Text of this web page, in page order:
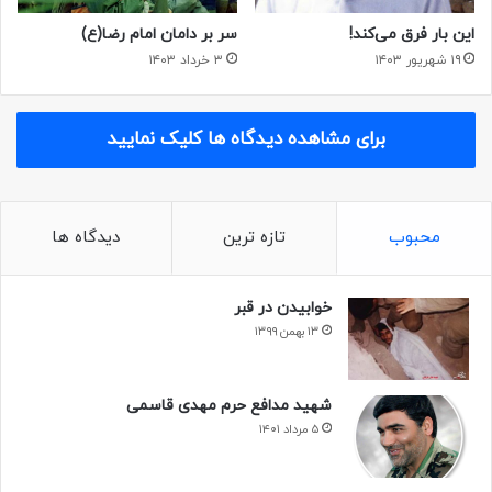
از صفحه شهید مسلم اسدی دیدن فرمایید
این بار فرق می‌کند!
۱۹ شهریور ۱۴۰۳
سر بر دامان امام رضا(ع)
۳ خرداد ۱۴۰۳
برای مشاهده دیدگاه ها کلیک نمایید
محبوب تازه ترین دیدگاه ها
خوابیدن در قبر
۱۳ بهمن ۱۳۹۹
شهید مدافع حرم مهدی قاسمی
۵ مرداد ۱۴۰۱